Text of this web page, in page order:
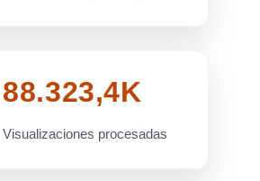
88.323,4K
Visualizaciones procesadas